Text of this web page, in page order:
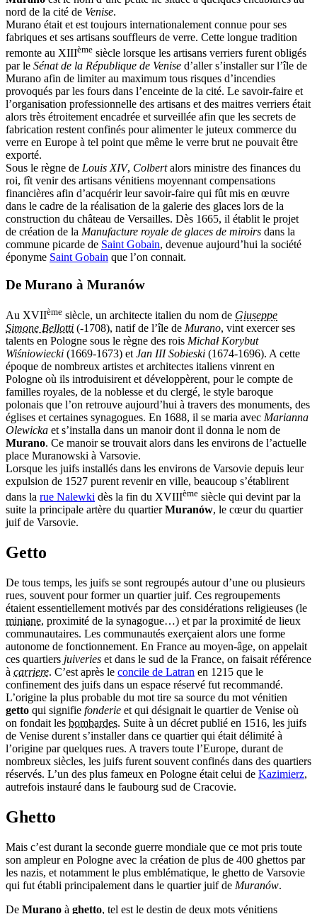
nord de la cité de Venise.
Murano était et est toujours internationalement connue pour ses
fabriques et ses artisans souffleurs de verre. Cette longue tradition
remonte au XIIIème siècle lorsque les artisans verriers furent obligés
par le Sénat de la République de Venise d’aller s’installer sur l’île de
Murano afin de limiter au maximum tous risques d’incendies
provoqués par les fours dans l’enceinte de la cité. Le savoir-faire et
l’organisation professionnelle des artisans et des maitres verriers était
alors très étroitement encadrée et surveillée afin que les secrets de
fabrication restent confinés pour alimenter le juteux commerce du
verre en Europe à tel point que même le verre brut ne pouvait être
exporté.
Sous le règne de Louis XIV, Colbertalors ministre des finances du
roi, fît venir des artisans vénitiens moyennant compensations
financières afin d’acquérir leur savoir-faire qui fût mis en œuvre
dans le cadre de la réalisation de la galerie des glaces lors de la
construction du château de Versailles. Dès 1665, il établit le projet
de création de la Manufacture royale de glaces de miroirs dans la
commune picarde de Saint Gobain, devenue aujourd’hui la société
éponyme Saint Gobain que l’on connait.
De Murano à Muranów
Au XVIIème siècle, un architecte italien du nom de Giuseppe
Simone Bellotti (-1708), natif de l’île de Murano, vint exercer ses
talents en Pologne sous le règne des rois Michał Korybut
Wiśniowiecki (1669-1673) et Jan III Sobieski (1674-1696). A cette
époque de nombreux artistes et architectes italiens vinrent en
Pologne où ils introduisirent et développèrent, pour le compte de
familles royales, de la noblesse et du clergé, le style baroque
polonais que l’on retrouve aujourd’hui à travers des monuments, des
églises et certaines synagogues. En 1688, il se maria avec Marianna
Olewicka et s’installa dans un manoir dont il donna le nom de
Murano. Ce manoir se trouvait alors dans les environs de l’actuelle
place Muranowski à Varsovie.
Lorsque les juifs installés dans les environs de Varsovie depuis leur
expulsion de 1527 purent revenir en ville, beaucoup s’établirent
dans la rue Nalewki dès la fin du XVIIIème siècle qui devint par la
suite la principale artère du quartierMuranów, le cœur du quartier
juif de Varsovie.
Getto
De tous temps, les juifs se sont regroupés autour d’une ou plusieurs
rues, souvent pour former un quartier juif. Ces regroupements
étaient essentiellement motivés par des considérations religieuses (le
miniane, proximité de la synagogue…) et par la proximité de lieux
communautaires. Les communautés exerçaient alors une forme
autonome de fonctionnement. En France au moyen-âge, on appelait
ces quartiers juiveries et dans le sud de la France, on faisait référence
à carriere. C’est après le concile de Latran en 1215 que le
confinement des juifs dans un espace réservé fut recommandé.
L’origine la plus probable du mot tire sa source du mot vénitien
getto qui signifie fonderie et qui désignait le quartier de Venise où
on fondait les bombardes. Suite à un décret publié en 1516, les juifs
de Venise durent s’installer dans ce quartier qui était délimité à
l’origine par quelques rues. A travers toute l’Europe, durant de
nombreux siècles, les juifs furent souvent confinés dans des quartiers
réservés. L’un des plus fameux en Pologne était celui de Kazimierz,
autrefois instauré dans le faubourg sud de Cracovie.
Ghetto
Mais c’est durant la seconde guerre mondiale que ce mot pris toute
son ampleur en Pologne avec la création de plus de 400 ghettos par
les nazis, et notamment le plus emblématique, le ghetto de Varsovie
qui fut établi principalement dans le quartier juif de Muranów.
De Murano à ghetto, tel est le destin de deux mots vénitiens